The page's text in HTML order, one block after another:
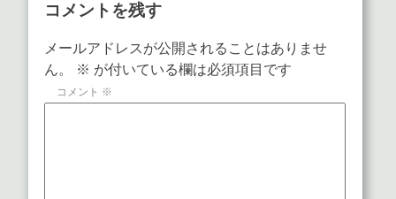
コメントを残す
メールアドレスが公開されることはありませ
ん。
※ が付いている欄は必須項目です
コメント ※